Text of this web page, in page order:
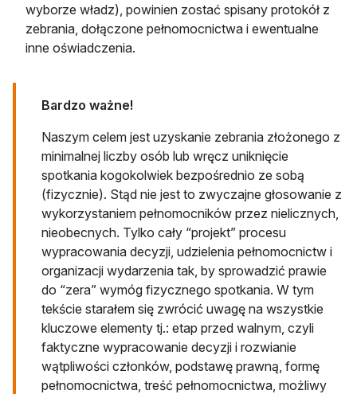
wyborze władz), powinien zostać spisany protokół z
zebrania, dołączone pełnomocnictwa i ewentualne
inne oświadczenia.
Bardzo ważne!
Naszym celem jest uzyskanie zebrania złożonego z
minimalnej liczby osób lub wręcz uniknięcie
spotkania kogokolwiek bezpośrednio ze sobą
(fizycznie). Stąd nie jest to zwyczajne głosowanie z
wykorzystaniem pełnomocników przez nielicznych,
nieobecnych. Tylko cały “projekt” procesu
wypracowania decyzji, udzielenia pełnomocnictw i
organizacji wydarzenia tak, by sprowadzić prawie
do “zera” wymóg fizycznego spotkania. W tym
tekście starałem się zwrócić uwagę na wszystkie
kluczowe elementy tj.: etap przed walnym, czyli
faktyczne wypracowanie decyzji i rozwianie
wątpliwości członków, podstawę prawną, formę
pełnomocnictwa, treść pełnomocnictwa, możliwy